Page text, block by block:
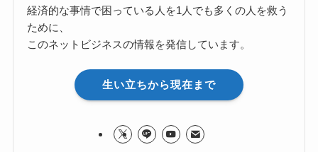
経済的な事情で困っている人を1人でも多くの人を救う
ために、
このネットビジネスの情報を発信しています。
生い立ちから現在まで